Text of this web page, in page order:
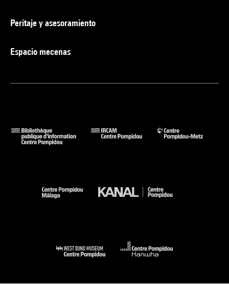
Peritaje y asesoramiento
Espacio mecenas